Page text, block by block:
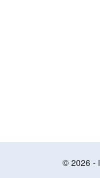
© 2026 -